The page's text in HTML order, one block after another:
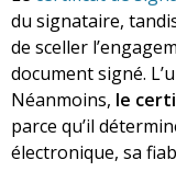
du signataire,
de sceller
document signé.
Néanmoins, le
parce qu’il
électronique, sa